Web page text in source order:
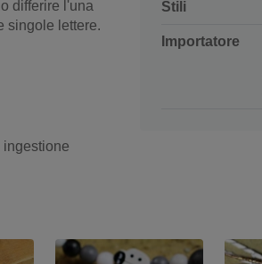
differire l'una
singole lettere.
ingestione
Stili
Importatore